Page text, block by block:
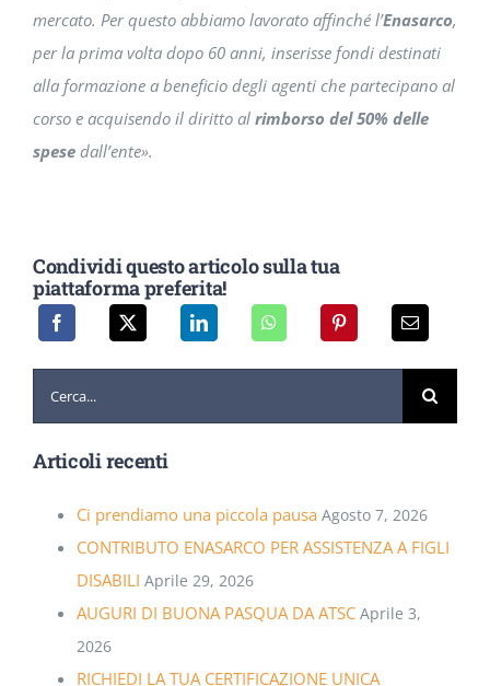
mercato. Per questo abbiamo lavorato affinché l’Enasarco,
per la prima volta dopo 60 anni, inserisse fondi destinati
alla formazione a beneficio degli agenti che partecipano al
corso e acquisendo il diritto al rimborso del 50% delle
spesedall’ente».
Condividi questo articolo sulla tua
piattaforma preferita!
per:
Articoli recenti
Ci prendiamo una piccola pausa Agosto 7, 2026
CONTRIBUTO ENASARCO PER ASSISTENZA A FIGLI
DISABILI Aprile 29, 2026
AUGURI DI BUONA PASQUA DA ATSC Aprile 3,
2026
RICHIEDI LA TUA CERTIFICAZIONE UNICA